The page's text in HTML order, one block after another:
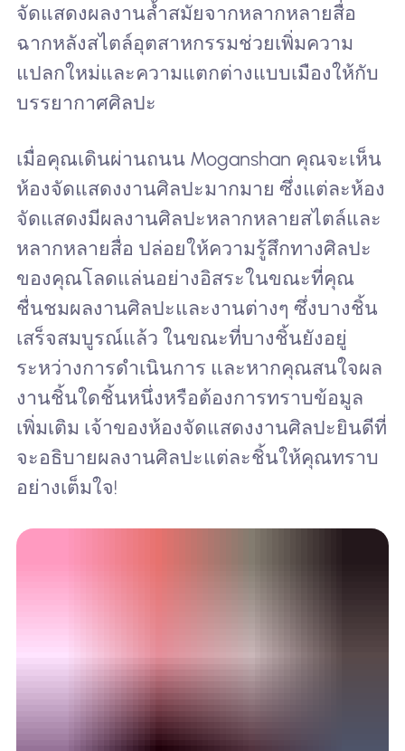
จัดแสดงผลงานล้ำสมัยจากหลากหลายสื่อ
ฉากหลังสไตล์อุตสาหกรรมช่วยเพิ่มความ
แปลกใหม่และความแตกต่างแบบเมืองให้กับ
บรรยากาศศิลปะ
เมื่อคุณเดินผ่านถนน Moganshan คุณจะเห็น
ห้องจัดแสดงงานศิลปะมากมาย ซึ่งแต่ละห้อง
จัดแสดงมีผลงานศิลปะหลากหลายสไตล์และ
หลากหลายสื่อ ปล่อยให้ความรู้สึกทางศิลปะ
ของคุณโลดแล่นอย่างอิสระในขณะที่คุณ
ชื่นชมผลงานศิลปะและงานต่างๆ ซึ่งบางชิ้น
เสร็จสมบูรณ์แล้ว ในขณะที่บางชิ้นยังอยู่
ระหว่างการดำเนินการ และหากคุณสนใจผล
งานชิ้นใดชิ้นหนึ่งหรือต้องการทราบข้อมูล
เพิ่มเติม เจ้าของห้องจัดแสดงงานศิลปะยินดีที่
จะอธิบายผลงานศิลปะแต่ละชิ้นให้คุณทราบ
อย่างเต็มใจ!